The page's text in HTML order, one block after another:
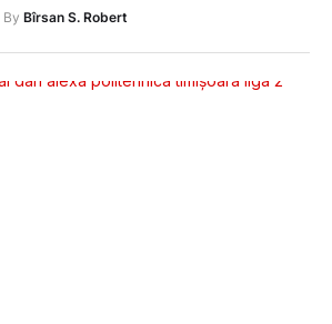
By Bîrsan S. Robert